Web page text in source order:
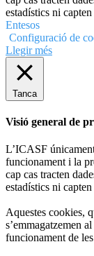
estadístics ni
Entesos
Configuració de
Llegir més
Tanca
Visió general de
L’ICASF
funcionament i la
cap cas tracten
estadístics ni
Aquestes cookies,
s’emmagatzemen
funcionament de